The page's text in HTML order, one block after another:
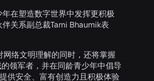
在塑造数字世界中发挥更积极
关系副总裁Tami Bhaumik表
络文明理解的同时，还将掌握
领军者，并在同龄青少年中倡导
供安全、富有创造力且积极体验